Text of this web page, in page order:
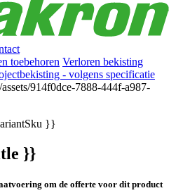
toebehoren Verloren bekisting
- volgens specificatie
}}
}}
om de offerte voor dit product